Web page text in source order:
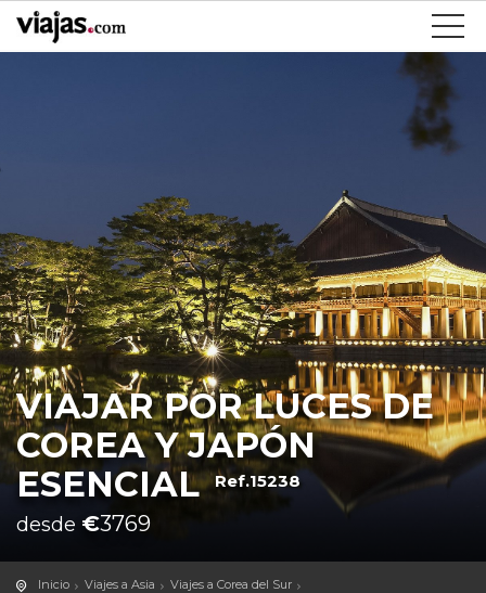
VIAJAR POR LUCES DE
COREA Y JAPÓN
ESENCIAL Ref.15238
desde €3769
Inicio Viajes a Asia
Viajes a Corea del Sur